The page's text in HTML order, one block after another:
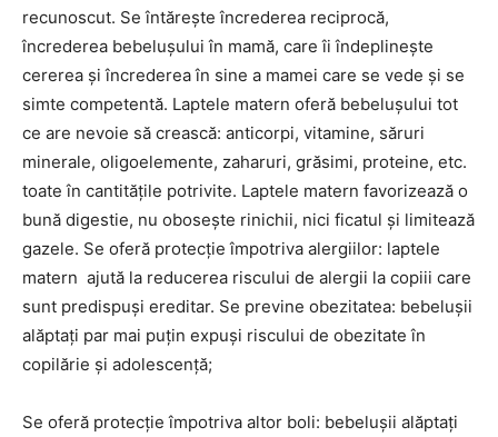
recunoscut. Se întărește încrederea reciprocă,
încrederea bebelușului în mamă, care îi îndeplinește
cererea și încrederea în sine a mamei care se vede și se
simte competentă. Laptele matern oferă bebelușului tot
ce are nevoie să crească: anticorpi, vitamine, săruri
minerale, oligoelemente, zaharuri, grăsimi, proteine, etc.
toate în cantitățile potrivite. Laptele matern favorizează o
bună digestie, nu obosește rinichii, nici ficatul și limitează
gazele. Se oferă protecție împotriva alergiilor: laptele
matern ajută la reducerea riscului de alergii la copiii care
sunt predispuși ereditar. Se previne obezitatea: bebelușii
alăptați par mai puțin expuși riscului de obezitate în
copilărie și adolescență;
Se oferă protecție împotriva altor boli: bebelușii alăptați